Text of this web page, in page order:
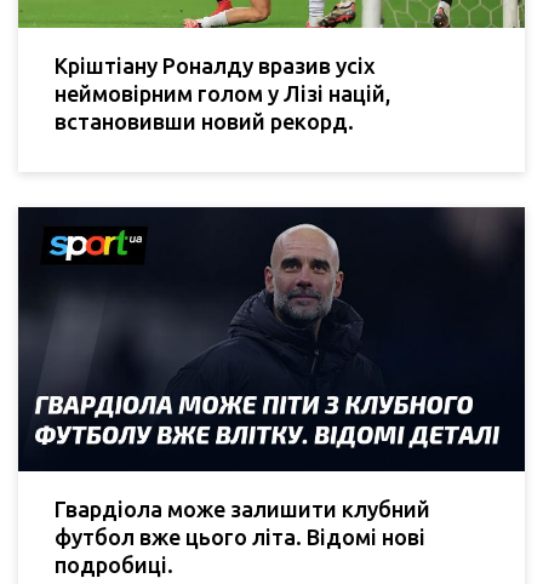
Кріштіану Роналду вразив усіх
неймовірним голом у Лізі націй,
встановивши новий рекорд.
Гвардіола може залишити клубний
футбол вже цього літа. Відомі нові
подробиці.